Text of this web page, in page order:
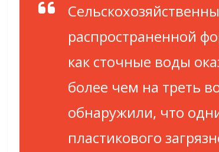
распространенной
как сточные воды
более чем на треть
обнаружили, что
пластикового